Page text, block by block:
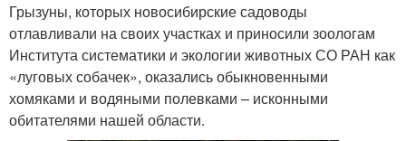
Грызуны, которых новосибирские садоводы
отлавливали на своих участках и приносили зоологам
Института систематики и экологии животных СО РАН как
«луговых собачек», оказались обыкновенными
хомяками и водяными полевками – исконными
обитателями нашей области.